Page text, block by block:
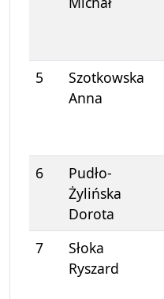
5
Szotkowska
Anna
6
Pudło-
Żylińska
Dorota
7
Słoka
Ryszard